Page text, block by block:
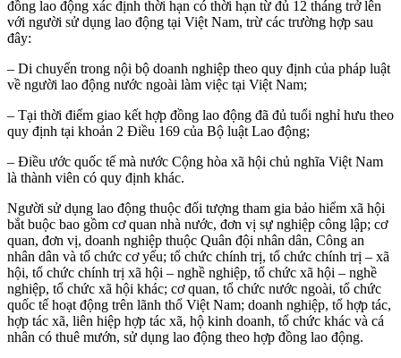
đồng lao động xác định thời hạn có thời hạn từ đủ 12 tháng trở lên
với người sử dụng lao động tại Việt Nam, trừ các trường hợp sau
đây:
– Di chuyển trong nội bộ doanh nghiệp theo quy định của pháp luật
về người lao động nước ngoài làm việc tại Việt Nam;
– Tại thời điểm giao kết hợp đồng lao động đã đủ tuổi nghỉ hưu theo
quy định tại khoản 2 Điều 169 của Bộ luật Lao động;
– Điều ước quốc tế mà nước Cộng hòa xã hội chủ nghĩa Việt Nam
là thành viên có quy định khác.
Người sử dụng lao động thuộc đối tượng tham gia bảo hiểm xã hội
bắt buộc bao gồm cơ quan nhà nước, đơn vị sự nghiệp công lập; cơ
quan, đơn vị, doanh nghiệp thuộc Quân đội nhân dân, Công an
nhân dân và tổ chức cơ yếu; tổ chức chính trị, tổ chức chính trị – xã
hội, tổ chức chính trị xã hội – nghề nghiệp, tổ chức xã hội – nghề
nghiệp, tổ chức xã hội khác; cơ quan, tổ chức nước ngoài, tổ chức
quốc tế hoạt động trên lãnh thổ Việt Nam; doanh nghiệp, tổ hợp tác,
hợp tác xã, liên hiệp hợp tác xã, hộ kinh doanh, tổ chức khác và cá
nhân có thuê mướn, sử dụng lao động theo hợp đồng lao động.